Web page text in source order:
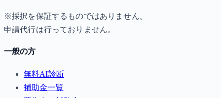
※採択を保証するものではありません。
申請代行は行っておりません。
一般の方
無料AI診断
補助金一覧